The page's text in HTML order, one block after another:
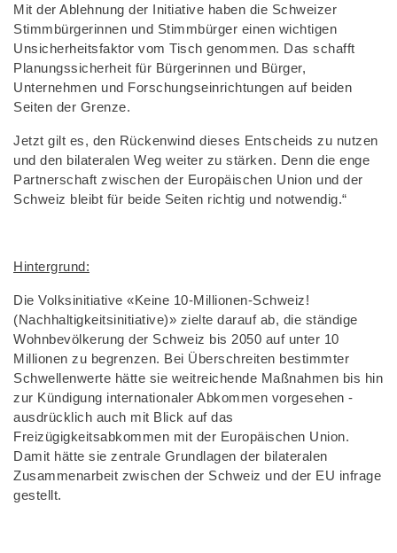
Mit der Ablehnung der Initiative haben die Schweizer
Stimmbürgerinnen und Stimmbürger einen wichtigen
Unsicherheitsfaktor vom Tisch genommen. Das schafft
Planungssicherheit für Bürgerinnen und Bürger,
Unternehmen und Forschungseinrichtungen auf beiden
Seiten der Grenze.
Jetzt gilt es, den Rückenwind dieses Entscheids zu nutzen
und den bilateralen Weg weiter zu stärken. Denn die enge
Partnerschaft zwischen der Europäischen Union und der
Schweiz bleibt für beide Seiten richtig und notwendig.“
Hintergrund:
Die Volksinitiative «Keine 10-Millionen-Schweiz!
(Nachhaltigkeitsinitiative)» zielte darauf ab, die ständige
Wohnbevölkerung der Schweiz bis 2050 auf unter 10
Millionen zu begrenzen. Bei Überschreiten bestimmter
Schwellenwerte hätte sie weitreichende Maßnahmen bis hin
zur Kündigung internationaler Abkommen vorgesehen -
ausdrücklich auch mit Blick auf das
Freizügigkeitsabkommen mit der Europäischen Union.
Damit hätte sie zentrale Grundlagen der bilateralen
Zusammenarbeit zwischen der Schweiz und der EU infrage
gestellt.